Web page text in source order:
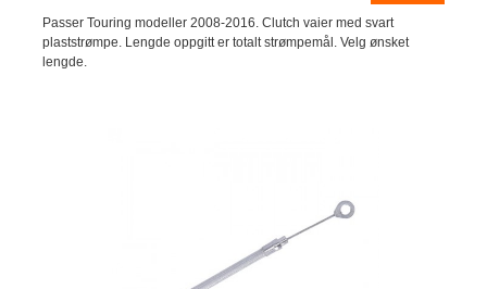
Passer Touring modeller 2008-2016. Clutch vaier med svart
plaststrømpe. Lengde oppgitt er totalt strømpemål. Velg ønsket
lengde.